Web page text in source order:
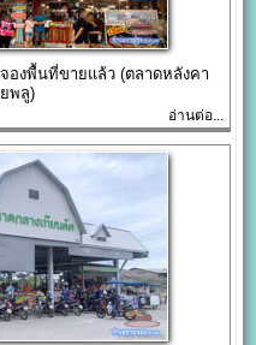
องพื้นที่ขายแล้ว (ตลาดหลังคา
พลู)
อ่านต่อ...